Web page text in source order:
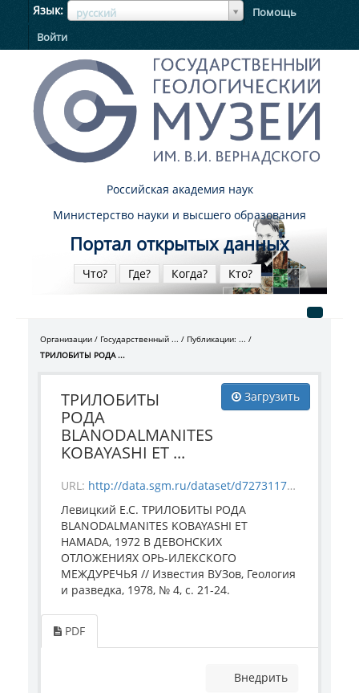
Язык русский
ЯзыкЯзык
Помощь
Войти
Российская академия наук
Министерство науки и высшего образования
Портал открытых данных
Что? Где? Когда? Кто?
Организации Государственный ...
Публикации: ...
ТРИЛОБИТЫ РОДА ...
Загрузить
ТРИЛОБИТЫ
РОДА
BLANODALMANITES
KOBAYASHI ET ...
URL: http://data.sgm.ru/dataset/d7273117-8886-4ab5-a19b-a5c67e3de3a2/resource/d312f7fd-131a-42a7-97be-7973e9c1e247/download/_1978.pdf
Левицкий Е.С. ТРИЛОБИТЫ РОДА
BLANODALMANITES KOBAYASHI ET
HAMADA, 1972 В ДЕВОНСКИХ
ОТЛОЖЕНИЯХ ОРЬ-ИЛЕКСКОГО
МЕЖДУРЕЧЬЯ // Известия ВУЗов, Геология
и разведка, 1978, № 4, с. 21-24.
PDF
Внедрить